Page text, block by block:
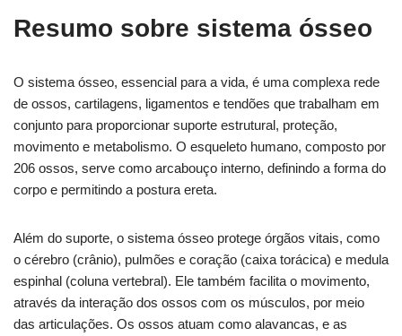
Resumo sobre sistema ósseo
O sistema ósseo, essencial para a vida, é uma complexa rede
de ossos, cartilagens, ligamentos e tendões que trabalham em
conjunto para proporcionar suporte estrutural, proteção,
movimento e metabolismo. O esqueleto humano, composto por
206 ossos, serve como arcabouço interno, definindo a forma do
corpo e permitindo a postura ereta.
Além do suporte, o sistema ósseo protege órgãos vitais, como
o cérebro (crânio), pulmões e coração (caixa torácica) e medula
espinhal (coluna vertebral). Ele também facilita o movimento,
através da interação dos ossos com os músculos, por meio
das articulações. Os ossos atuam como alavancas, e as